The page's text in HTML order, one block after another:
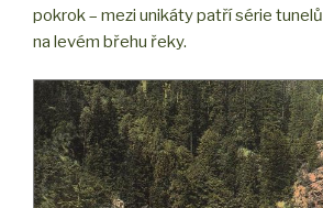
pokrok – mezi unikáty patří série
na levém břehu řeky.